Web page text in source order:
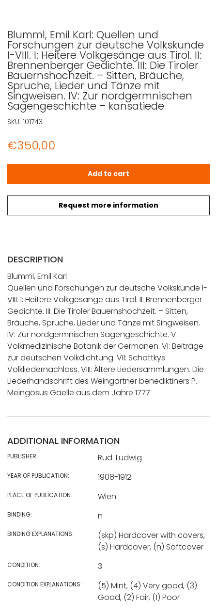
Blumml, Emil Karl: Quellen und
Forschungen zur deutsche Volkskunde
I-VIII. I: Heitere Volkgesänge aus Tirol. II:
Brennenberger Gedichte. III: Die Tiroler
Bauernshochzeit. – Sitten, Bräuche,
Spruche, Lieder und Tänze mit
Singweisen. IV: Zur nordgermnischen
Sagengeschichte – kansatiede
€350,00
Request more information
Blumml, Emil Karl: Quellen und Forschungen zur
Add to cart
SKU: 101743
DESCRIPTION
Blumml, Emil Karl
Quellen und Forschungen zur deutsche Volkskunde I-
VIII. I: Heitere Volkgesänge aus Tirol. II: Brennenberger
Gedichte. III: Die Tiroler Bauernshochzeit. – Sitten,
Bräuche, Spruche, Lieder und Tänze mit Singweisen.
IV: Zur nordgermnischen Sagengeschichte. V:
Volkmedizinische Botanik der Germanen. VI: Beiträge
zur deutschen Volkdichtung. VII: Schottkys
Volkliedernachlass. VIII: Ältere Liedersammlungen. Die
Liederhandschrift des Weingartner benediktiners P.
Meingosus Gaelle aus dem Jahre 1777
ADDITIONAL INFORMATION
PUBLISHER: Rud. Ludwig
YEAR OF PUBLICATION: 1908-1912
PLACE OF PUBLICATION: Wien
BINDING: n
BINDING EXPLANATIONS:
(skp) Hardcover with covers,
(s) Hardcover, (n) Softcover
CONDITION: 3
CONDITION EXPLANATIONS:
(5) Mint, (4) Very good, (3)
Good, (2) Fair, (1) Poor